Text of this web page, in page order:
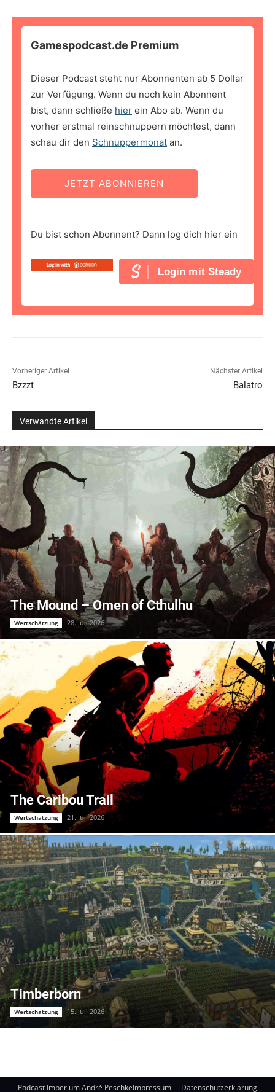
Gamespodcast.de Premium
Dieser Podcast steht nur Abonnenten ab 5 Dollar
zur Verfügung. Wenn du noch kein Abonnent
bist, dann schließe hier ein Abo ab. Wenn du
vorher erstmal reinschnuppern möchtest, dann
schau dir den Schnuppermonat an.
JETZT ABONNIEREN
Du bist schon Abonnent? Dann log dich hier ein
Login mit Steady
Vorheriger Artikel
Bzzzt
Nächster Artikel
Balatro
Verwandte Artikel
The Mound – Omen of Cthulhu
Wertschätzung 28. Juli 2026
The Caribou Trail
Wertschätzung 21. Juli 2026
Timberborn
Wertschätzung 15. Juli 2026
Podcast Imperium André PeschkeImpressum Datenschutzerklärung